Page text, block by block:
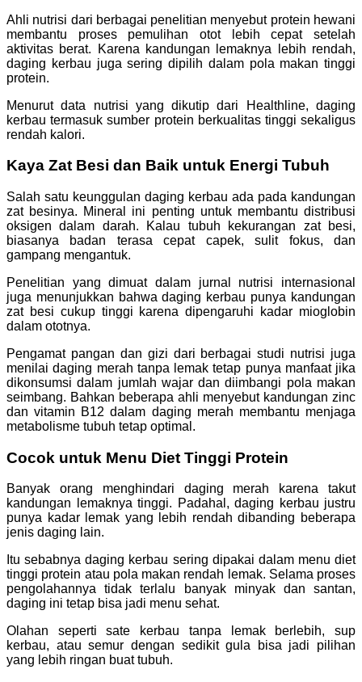
Ahli nutrisi dari berbagai penelitian menyebut protein hewani
membantu proses pemulihan otot lebih cepat setelah
aktivitas berat. Karena kandungan lemaknya lebih rendah,
daging kerbau juga sering dipilih dalam pola makan tinggi
protein.
Menurut data nutrisi yang dikutip dari Healthline, daging
kerbau termasuk sumber protein berkualitas tinggi sekaligus
rendah kalori.
Kaya Zat Besi dan Baik untuk Energi Tubuh
Salah satu keunggulan daging kerbau ada pada kandungan
zat besinya. Mineral ini penting untuk membantu distribusi
oksigen dalam darah. Kalau tubuh kekurangan zat besi,
biasanya badan terasa cepat capek, sulit fokus, dan
gampang mengantuk.
Penelitian yang dimuat dalam jurnal nutrisi internasional
juga menunjukkan bahwa daging kerbau punya kandungan
zat besi cukup tinggi karena dipengaruhi kadar mioglobin
dalam ototnya.
Pengamat pangan dan gizi dari berbagai studi nutrisi juga
menilai daging merah tanpa lemak tetap punya manfaat jika
dikonsumsi dalam jumlah wajar dan diimbangi pola makan
seimbang. Bahkan beberapa ahli menyebut kandungan zinc
dan vitamin B12 dalam daging merah membantu menjaga
metabolisme tubuh tetap optimal.
Cocok untuk Menu Diet Tinggi Protein
Banyak orang menghindari daging merah karena takut
kandungan lemaknya tinggi. Padahal, daging kerbau justru
punya kadar lemak yang lebih rendah dibanding beberapa
jenis daging lain.
Itu sebabnya daging kerbau sering dipakai dalam menu diet
tinggi protein atau pola makan rendah lemak. Selama proses
pengolahannya tidak terlalu banyak minyak dan santan,
daging ini tetap bisa jadi menu sehat.
Olahan seperti sate kerbau tanpa lemak berlebih, sup
kerbau, atau semur dengan sedikit gula bisa jadi pilihan
yang lebih ringan buat tubuh.